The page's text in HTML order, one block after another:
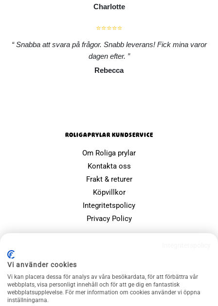
Charlotte
⭐⭐⭐⭐⭐
Snabba att svara på frågor. Snabb leverans! Fick mina varor
dagen efter.
Rebecca
ROLIGAPRYLAR KUNDSERVICE
Om Roliga prylar
Kontakta oss
Frakt & returer
Köpvillkor
Integritetspolicy
Privacy Policy
Julklappsspelet
Merchandise
Vi använder cookies
Vi kan placera dessa för analys av våra besökardata, för att förbättra vår
webbplats, visa personligt innehåll och för att ge dig en fantastisk
webbplatsupplevelse. För mer information om cookies använder vi öppna
inställningarna.